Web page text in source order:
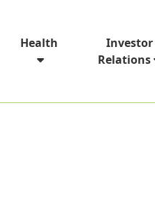
Health
Investor
Relations